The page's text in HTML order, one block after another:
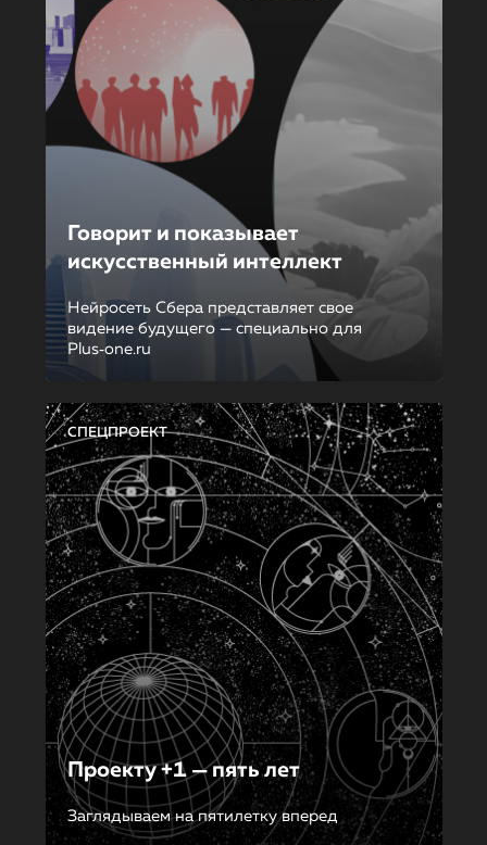
Говорит и показывает
искусственный интеллект
Нейросеть Сбера представляет свое
видение будущего — специально для
Plus‑one.ru
СПЕЦПРОЕКТ
Проекту +1 — пять лет
Заглядываем на пятилетку вперед